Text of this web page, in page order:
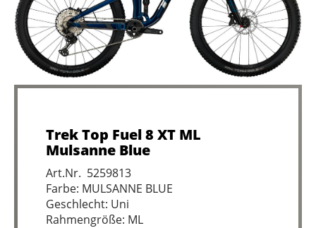
Trek Top Fuel 8 XT ML
Mulsanne Blue
Art.Nr. 5259813
Farbe: MULSANNE BLUE
Geschlecht: Uni
Rahmengröße: ML